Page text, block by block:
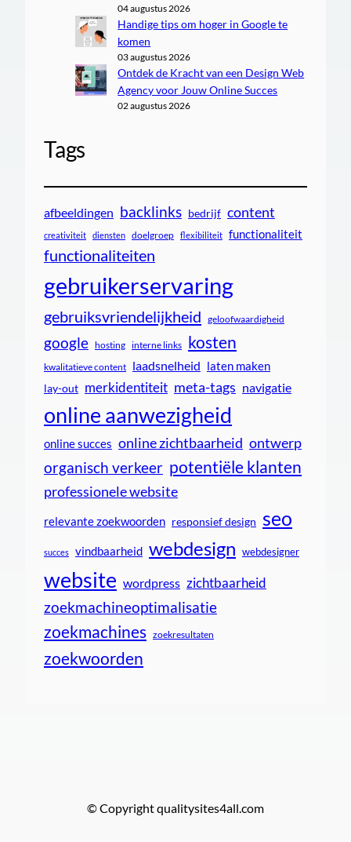
04 augustus 2026
Handige tips om hoger in Google te
komen
03 augustus 2026
Ontdek de Kracht van een Design Web
Agency voor Jouw Online Succes
02 augustus 2026
Tags
afbeeldingen backlinks bedrijf content
creativiteit diensten doelgroep flexibiliteit functionaliteit
functionaliteiten
gebruikerservaring
gebruiksvriendelijkheid geloofwaardigheid
google hosting interne links kosten
kwalitatieve content laadsnelheid laten maken
lay-out merkidentiteit meta-tags navigatie
online aanwezigheid
online succes online zichtbaarheid ontwerp
organisch verkeer potentiële klanten
professionele website
relevante zoekwoorden responsief design seo
succes vindbaarheid webdesign webdesigner
website wordpress zichtbaarheid
zoekmachineoptimalisatie
zoekmachines zoekresultaten
zoekwoorden
© Copyright qualitysites4all.com